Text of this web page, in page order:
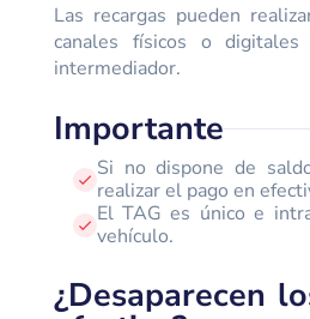
Las recargas pueden
canales físicos o
intermediador.
Importante
Si no dispone de
realizar el pago en
El TAG es único e
vehículo.
¿Desaparecen